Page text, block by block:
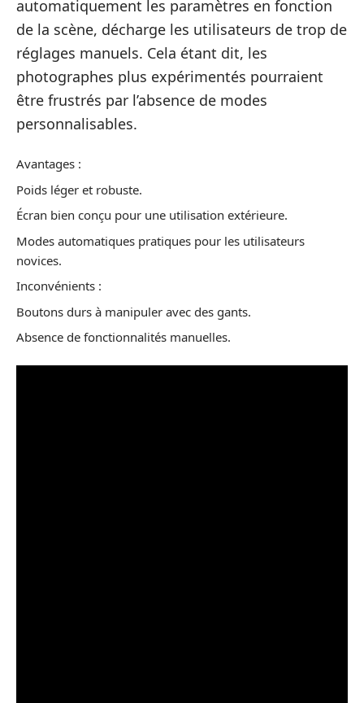
automatiquement les paramètres en fonction
de la scène, décharge les utilisateurs de trop de
réglages manuels. Cela étant dit, les
photographes plus expérimentés pourraient
être frustrés par l’absence de modes
personnalisables.
Avantages :
Poids léger et robuste.
Écran bien conçu pour une utilisation extérieure.
Modes automatiques pratiques pour les utilisateurs
novices.
Inconvénients :
Boutons durs à manipuler avec des gants.
Absence de fonctionnalités manuelles.